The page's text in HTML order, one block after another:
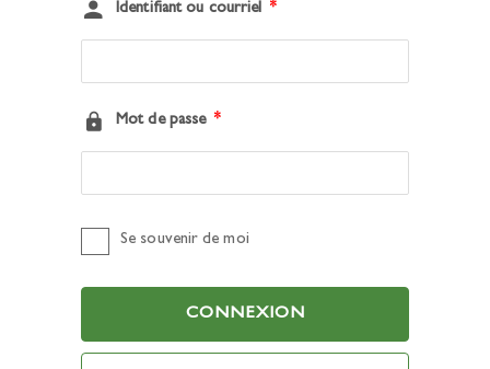
Identifiant ou courriel *
Mot de passe *
Se souvenir de moi